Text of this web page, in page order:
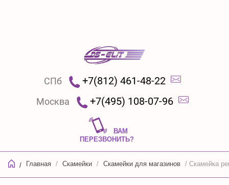
СПб +7(812) 461-48-22
Москва +7(495) 108-07-96
ВАМ
ПЕРЕЗВОНИТЬ?
/ Главная / Скамейки / Скамейки для магазинов / Скамейка